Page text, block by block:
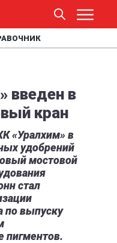
введен в
кран
«Уралхим» в
удобрений
мостовой
стал
по выпуску
пигментов.